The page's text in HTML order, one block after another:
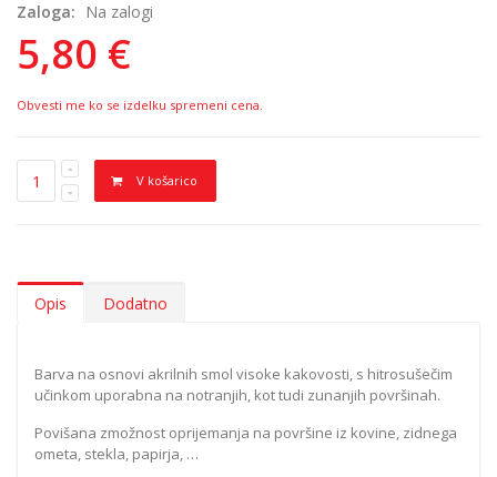
Zaloga: Na zalogi
5,80 €
Obvesti me ko se izdelku spremeni cena.
V košarico
Opis Dodatno
Barva na osnovi akrilnih smol visoke kakovosti, s hitrosušečim
učinkom uporabna na notranjih, kot tudi zunanjih površinah.
Povišana zmožnost oprijemanja na površine iz kovine, zidnega
ometa, stekla, papirja, …